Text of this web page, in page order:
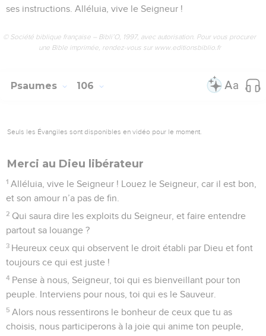
ses instructions. Alléluia, vive le Seigneur !
© Société biblique française – Bibli’O, 1997, avec autorisation. Pour vous procurer
une Bible imprimée, rendez-vous sur www.editionsbiblio.fr
Psaumes 106
Seuls les Évangiles sont disponibles en vidéo pour le moment.
Merci au Dieu libérateur
1 Alléluia, vive le Seigneur ! Louez le Seigneur, car il est bon,
et son amour n’a pas de fin.
2 Qui saura dire les exploits du Seigneur, et faire entendre
partout sa louange ?
3 Heureux ceux qui observent le droit établi par Dieu et font
toujours ce qui est juste !
4 Pense à nous, Seigneur, toi qui es bienveillant pour ton
peuple. Interviens pour nous, toi qui es le Sauveur.
5 Alors nous ressentirons le bonheur de ceux que tu as
choisis, nous participerons à la joie qui anime ton peuple,